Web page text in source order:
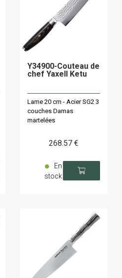
Y34900-Couteau de
chef Yaxell Ketu
Lame 20 cm - Acier SG2 3
couches Damas
martelées
268.57 €
En
stock